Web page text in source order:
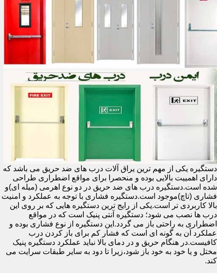
دستگیره یکی از مهم ترین یراق آلات درب های ضد حریق می باشد که
دارای اهمییت بالایی بوده و منحصرا برای مواقع اضطراری طراحی
شده است.دستگیره درب های ضد حریق در دو نوع اهرمی (میله ای)و
فشاری (تاچ)موجود است.دستگیره فشاری با توجه به عملکرد و امنیت
بالا کاربردی تر است.یکی از رایج ترین دستگیره هایی که بر روی این
درب ها نصب می شود؛ دستگیره آنتی پنیک است که در مواقع
اضطراری به راحتی باز می گردد.این دستگیره از نوع فشاری بوده و
عملکرد آن به گونه ای است که فشار کم برای باز کردن درب
کافیست.در هنگام حریق و در دمای بالا نباید عملکرد دستگیره پنیک
مختل و یا خود به خود باز شود،زیرا تا دود به سایر طبقات سرایت می
کند.